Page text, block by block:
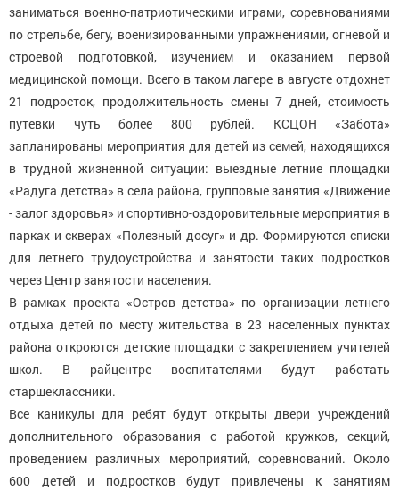
заниматься военно-патриотическими играми, соревнованиями
по стрельбе, бегу, военизированными упражнениями, огневой и
строевой подготовкой, изучением и оказанием первой
медицинской помощи. Всего в таком лагере в августе отдохнет
21 подросток, продолжительность смены 7 дней, стоимость
путевки чуть более 800 рублей. КСЦОН «Забота»
запланированы мероприятия для детей из семей, находящихся
в трудной жизненной ситуации: выездные летние площадки
«Радуга детства» в села района, групповые занятия «Движение
- залог здоровья» и спортивно-оздоровительные мероприятия в
парках и скверах «Полезный досуг» и др. Формируются списки
для летнего трудоустройства и занятости таких подростков
через Центр занятости населения.
В рамках проекта «Остров детства» по организации летнего
отдыха детей по месту жительства в 23 населенных пунктах
района откроются детские площадки с закреплением учителей
школ. В райцентре воспитателями будут работать
старшеклассники.
Все каникулы для ребят будут открыты двери учреждений
дополнительного образования с работой кружков, секций,
проведением различных мероприятий, соревнований. Около
600 детей и подростков будут привлечены к занятиям